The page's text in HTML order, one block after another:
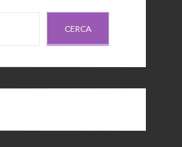
CERCA